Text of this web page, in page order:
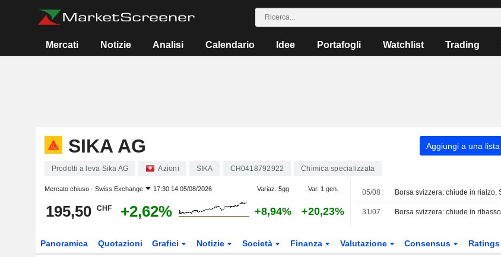
Mercati Notizie Analisi Calendario Idee Portafogli Watchlist Trading
SIKA AG Aggiungi a una lista
Prodotti a leva Sika AG Azioni SIKA CH0418792922 Chimica specializzata
Mercato chiuso - Swiss Exchange 17:30:14 05/08/2026 Variaz. 5gg Var. 1 gen.
195,50 CHF +2,62% +8,94% +20,23%
05/08
31/07
Panoramica Quotazioni Grafici Notizie Società Finanza Valutazione Consensus Ratings